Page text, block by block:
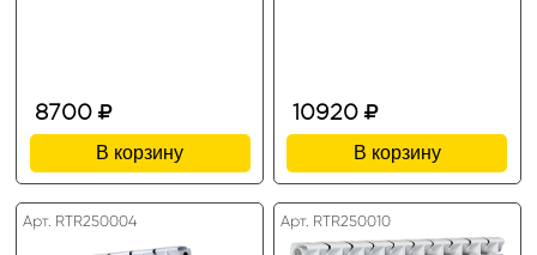
8700
В корзину
10920
В корзину
Арт. RTR250004 Арт. RTR250010